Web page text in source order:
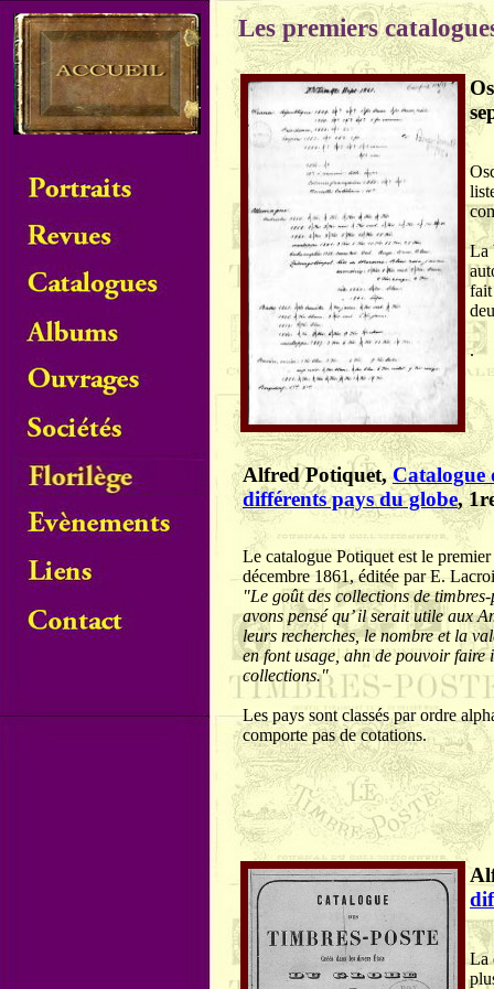
Les premiers
La
fait
.
Alfred Potiquet,Catalogue
différents pays du globe,
Le catalogue Potiquet est le
décembre 1861, éditée par E.
"Le goût des collections de
avons pensé qu’ il serait utile aux
leurs recherches, le nombre et la
en font usage, ahn de pouvoir faire
collections."
Les pays sont classés par ordre
comporte pas de cotations.
La